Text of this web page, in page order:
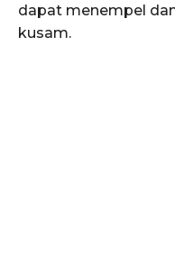
dapat menempel
kusam.